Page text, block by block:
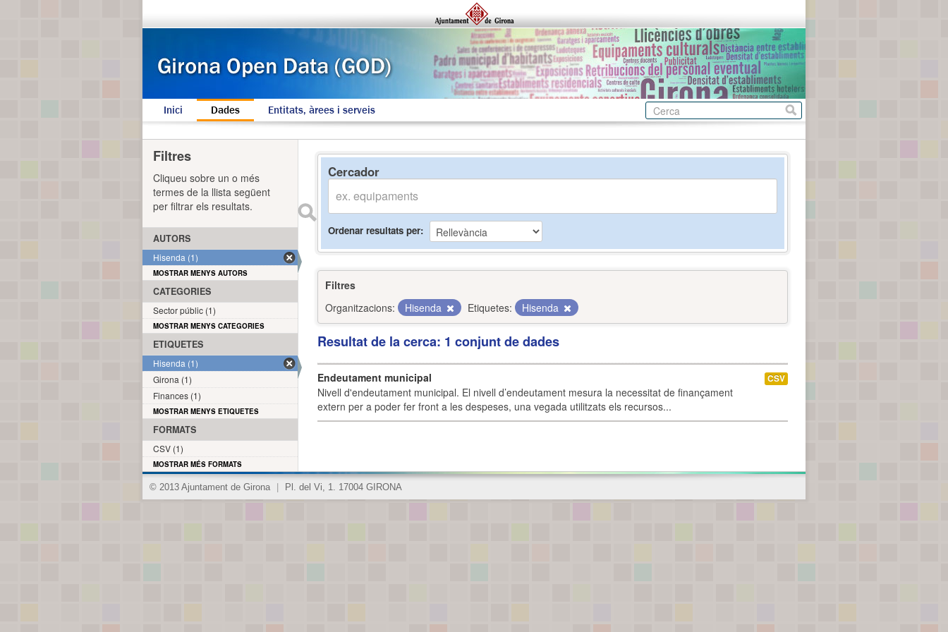
Inici Dades Entitats, àrees i serveis
Cercador
Ordenar resultats per
Filtres
Organitzacions:
Hisenda Etiquetes: Hisenda
Resultat de la cerca: 1 conjunt de dades
Endeutament municipal
Nivell d'endeutament municipal. El nivell d’endeutament mesura la necessitat de finançament
extern per a poder fer front a les despeses, una vegada utilitzats els recursos...
CSV
Filtres
Cliqueu sobre un o més
termes de la llista següent
per filtrar els resultats.
AUTORS
Hisenda (1)
MOSTRAR MENYS AUTORS
CATEGORIES
Sector públic (1)
MOSTRAR MENYS CATEGORIES
ETIQUETES
Hisenda (1)
Girona (1)
Finances (1)
MOSTRAR MENYS ETIQUETES
FORMATS
CSV (1)
MOSTRAR MÉS FORMATS
© 2013 Ajuntament de Girona Pl. del Vi, 1. 17004 GIRONA